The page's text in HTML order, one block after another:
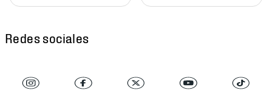
Redes sociales